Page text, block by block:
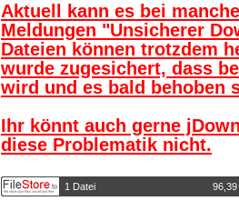
Aktuell kann es bei
Meldungen "Unsicherer
Dateien können trotzdem
wurde zugesichert, dass
wird und es bald behoben
Ihr könnt auch gerne
diese Problematik nicht.
1 Datei 96,39